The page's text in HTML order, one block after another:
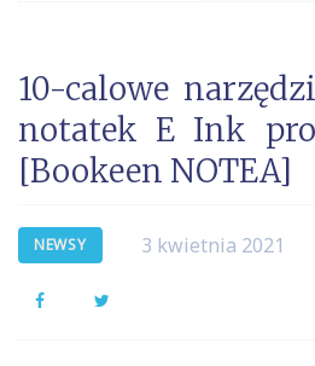
10-calowe
notatek E Ink
[Bookeen NOTEA]
NEWSY 3 kwietnia 2021
Facebook